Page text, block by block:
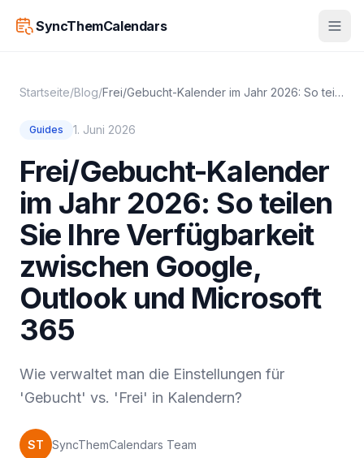
SyncThemCalendars
Startseite/Blog/ Frei/Gebucht-Kalender im Jahr 2026: So teilen Sie Ihre Verfügbarkeit zwischen Google, Outlook und Microsoft 365
Guides 1. Juni 2026
Frei/Gebucht-Kalender
im Jahr 2026: So teilen
Sie Ihre Verfügbarkeit
zwischen Google,
Outlook und Microsoft
365
Wie verwaltet man die Einstellungen für
'Gebucht' vs. 'Frei' in Kalendern?
ST SyncThemCalendars Team